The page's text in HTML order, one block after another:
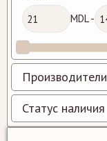
MDL -
Производители
Статус наличия